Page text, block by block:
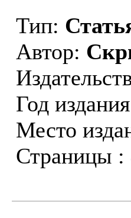
Тип:
Автор:
Год
Место
Страницы :